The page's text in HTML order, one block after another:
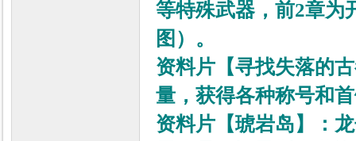
等特殊武器，前2章为
图 ）。
资料片【寻找失落的
量，获得各种称号和
资料片【琥岩岛】：